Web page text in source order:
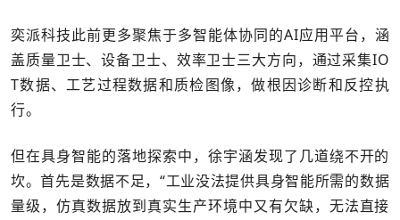
奕派科技此前更多聚焦于多智能体协同的AI应用平台，涵
盖质量卫士、设备卫士、效率卫士三大方向，通过采集IO
T数据、工艺过程数据和质检图像，做根因诊断和反控执
行。
但在具身智能的落地探索中，徐宇涵发现了几道绕不开的
坎。首先是数据不足，“工业没法提供具身智能所需的数据
量级，仿真数据放到真实生产环境中又有欠缺，无法直接